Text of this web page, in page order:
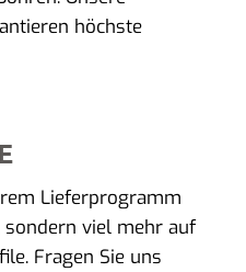
höchste
Lieferprogramm
viel mehr auf
Fragen Sie uns